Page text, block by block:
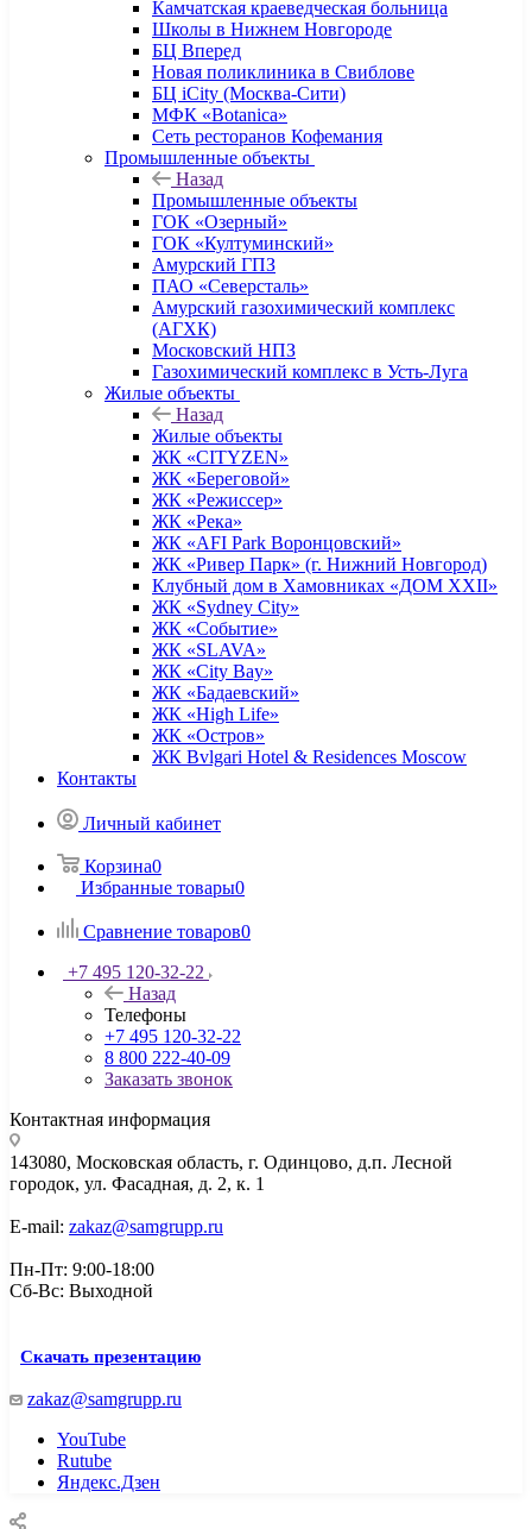
Камчатская краеведческая больница
Школы в Нижнем Новгороде
БЦ Вперед
Новая поликлиника в Свиблове
БЦ iCity (Москва-Сити)
МФК «Botanica»
Сеть ресторанов Кофемания
Промышленные объекты
Назад
Промышленные объекты
ГОК «Озерный»
ГОК «Култуминский»
Амурский ГПЗ
ПАО «Северсталь»
Амурский газохимический комплекс
(АГХК)
Московский НПЗ
Газохимический комплекс в Усть-Луга
Жилые объекты
Назад
Жилые объекты
ЖК «CITYZEN»
ЖК «Береговой»
ЖК «Режиссер»
ЖК «Река»
ЖК «AFI Park Воронцовский»
ЖК «Ривер Парк» (г. Нижний Новгород)
Клубный дом в Хамовниках «ДОМ XXII»
ЖК «Sydney City»
ЖК «Событие»
ЖК «SLAVA»
ЖК «City Bay»
ЖК «Бадаевский»
ЖК «High Life»
ЖК «Остров»
ЖК Bvlgari Hotel & Residences Moscow
Контакты
Личный кабинет
Корзина0
Избранные товары0
Сравнение товаров0
+7 495 120-32-22
Назад
Телефоны
+7 495 120-32-22
8 800 222-40-09
Заказать звонок
Контактная информация
143080, Mосковская область, г. Одинцово, д.п. Лесной
городок, ул. Фасадная, д. 2, к. 1
E-mail: zakaz@samgrupp.ru
Пн-Пт: 9:00-18:00
Сб-Вс: Выходной
Скачать презентацию
zakaz@samgrupp.ru
YouTube
Rutube
Яндекс.Дзен